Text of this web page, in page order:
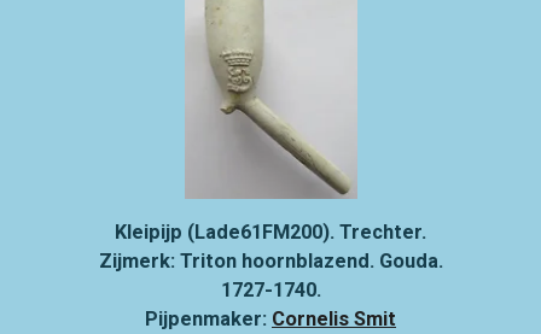
Kleipijp (Lade61FM200). Trechter.
Zijmerk: Triton hoornblazend. Gouda.
1727-1740.
Pijpenmaker: Cornelis Smit